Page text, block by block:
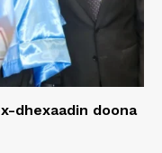
dhexaadin doona